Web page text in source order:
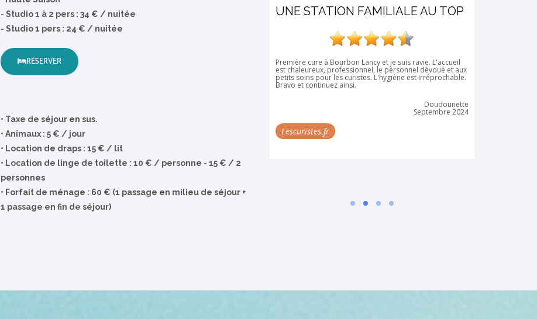
- Studio 1 à 2 pers : 34 € / nuitée
- Studio 1 pers : 24 € / nuitée
RÉSERVER
• Taxe de séjour en sus.
• Animaux : 5 € / jour
• Location de draps : 15 € / lit
• Location de linge de toilette : 10 € / personne - 15 € / 2
personnes
• Forfait de ménage : 60 € (1 passage en milieu de séjour +
1 passage en fin de séjour)
AOÛT 2024
Mais quelle belle expérience pour maman qui avait
l'habitude de thermes beaucoup plus "industrielles", trop
grand. A Bourbon Lancy son retour d' expérience a été
ressourcée (cure Fibro).
Rosetta
UNE STATION FAMILIALE AU TOP
Première cure à Bourbon Lancy et je suis ravie. L'accueil
est chaleureux, professionnel, le personnel dévoué et aux
petits soins pour les curistes. L'hygiène est irréprochable.
Bravo et continuez ainsi.
Doudounette
Septembre 2024
Lescuristes.fr